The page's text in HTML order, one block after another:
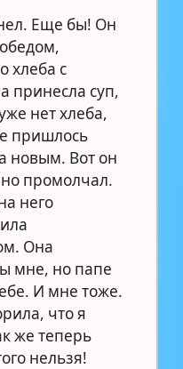
Еще бы! Он
хлеба с
принесла суп,
нет хлеба,
пришлось
новым. Вот он
промолчал.
него
Она
мне, но папе
И мне тоже.
что я
же теперь
нельзя!